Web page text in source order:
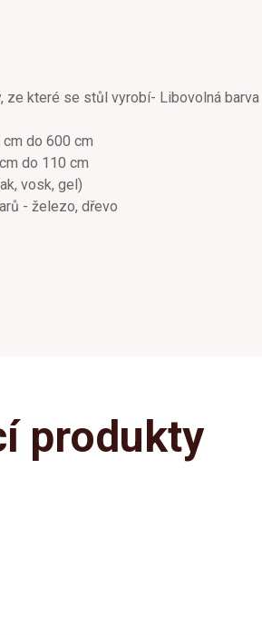
ze které se stůl vyrobí- Libovolná barva
do 600 cm
do 110 cm
vosk, gel)
- železo, dřevo
produkty